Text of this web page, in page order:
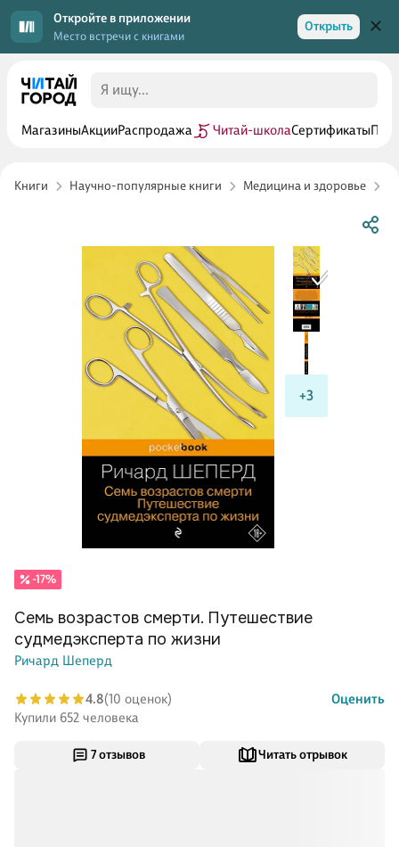
Откройте в приложении
Место встречи с книгами
Открыть
МагазиныАкцииРаспродажа Читай-школаСертификаты
Книги Научно-популярные книги Медицина и здоровье
+3
7 отзывов Читать отрывок
-17%
Семь возрастов смерти. Путешествие
судмедэксперта по жизни
Ричард Шеперд
4.8(10 оценок)
Оценить
Купили 652 человека